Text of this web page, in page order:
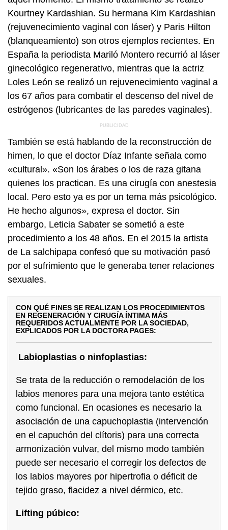
Kourtney Kardashian. Su hermana Kim Kardashian
(rejuvenecimiento vaginal con láser) y Paris Hilton
(blanqueamiento) son otros ejemplos recientes. En
España la periodista Mariló Montero recurrió al láser
ginecológico regenerativo, mientras que la actriz
Loles León se realizó un rejuvenecimiento vaginal a
los 67 años para combatir el descenso del nivel de
estrógenos (lubricantes de las paredes vaginales).
También se está hablando de la reconstrucción de
himen, lo que el doctor Díaz Infante señala como
«cultural». «Son los árabes o los de raza gitana
quienes los practican. Es una cirugía con anestesia
local. Pero esto ya es por un tema más psicológico.
He hecho algunos», expresa el doctor. Sin
embargo, Leticia Sabater se sometió a este
procedimiento a los 48 años. En el 2015 la artista
de La salchipapa confesó que su motivación pasó
por el sufrimiento que le generaba tener relaciones
sexuales.
CON QUÉ FINES SE REALIZAN LOS PROCEDIMIENTOS
EN REGENERACIÓN Y CIRUGÍA ÍNTIMA MÁS
REQUERIDOS ACTUALMENTE POR LA SOCIEDAD,
EXPLICADOS POR LA DOCTORA PAGES:
Labioplastias o ninfoplastias:
Se trata de la reducción o remodelación de los
labios menores para una mejora tanto estética
como funcional. En ocasiones es necesario la
asociación de una capuchoplastia (intervención
en el capuchón del clítoris) para una correcta
armonización vulvar, del mismo modo también
puede ser necesario el corregir los defectos de
los labios mayores por hipertrofia o déficit de
tejido graso, flacidez a nivel dérmico, etc.
Lifting púbico: